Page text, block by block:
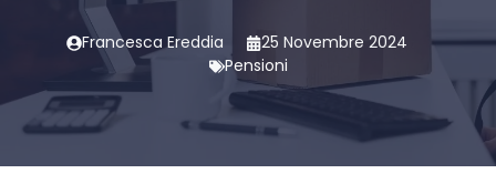
Francesca Ereddia
25 Novembre 2024
Pensioni